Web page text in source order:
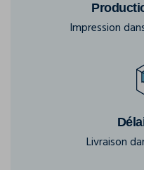
Impression
Livraison